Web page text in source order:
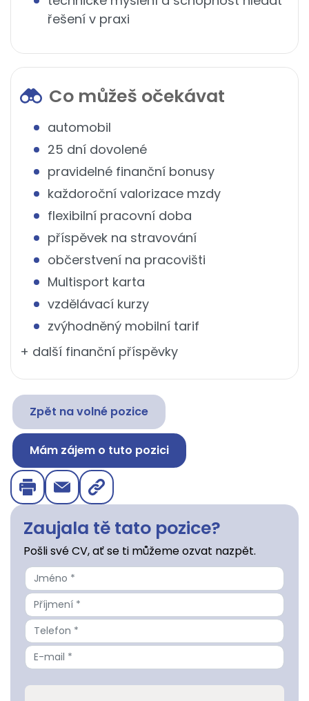
řešení v praxi
Co můžeš očekávat
automobil
25 dní dovolené
pravidelné finanční bonusy
každoroční valorizace mzdy
flexibilní pracovní doba
příspěvek na stravování
občerstvení na pracovišti
Multisport karta
vzdělávací kurzy
zvýhodněný mobilní tarif
+ další finanční příspěvky
Zpět na volné pozice
Mám zájem o tuto pozici
Zaujala tě tato pozice?
Pošli své CV, ať se ti můžeme ozvat nazpět.